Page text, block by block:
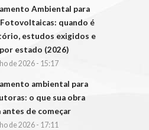
Ambiental para
Fotovoltaicas: quando é
estudos exigidos e
estado (2026)
de 2026 - 15:17
ambiental para
o que sua obra
antes de começar
de 2026 - 17:11